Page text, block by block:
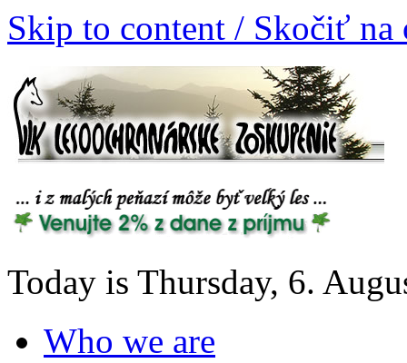
Skip to content / Skočiť na
Today is Thursday, 6.
Who we are